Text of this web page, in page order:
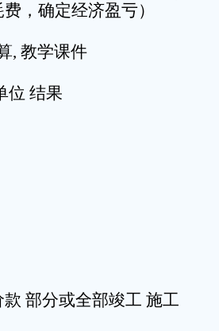
，确定经济盈亏）
, 教学课件
位 结果
部分或全部竣工 施工